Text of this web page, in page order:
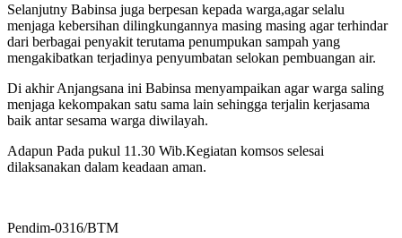
Selanjutny Babinsa juga berpesan kepada warga,agar selalu
menjaga kebersihan dilingkungannya masing masing agar terhindar
dari berbagai penyakit terutama penumpukan sampah yang
mengakibatkan terjadinya penyumbatan selokan pembuangan air.
Di akhir Anjangsana ini Babinsa menyampaikan agar warga saling
menjaga kekompakan satu sama lain sehingga terjalin kerjasama
baik antar sesama warga diwilayah.
Adapun Pada pukul 11.30 Wib.Kegiatan komsos selesai
dilaksanakan dalam keadaan aman.
Pendim-0316/BTM